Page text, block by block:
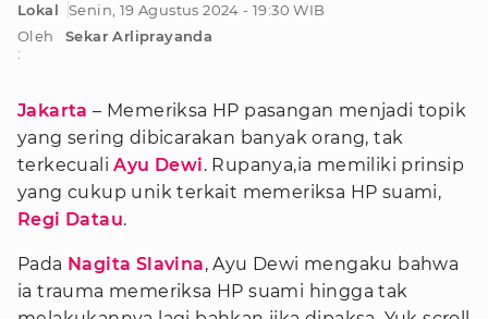
Lokal
Senin, 19 Agustus 2024 - 19:30 WIB
Oleh
:
Sekar Arliprayanda
Jakarta – Memeriksa HP pasangan menjadi topik
yang sering dibicarakan banyak orang, tak
terkecualiAyu Dewi. Rupanya,ia memiliki prinsip
yang cukup unik terkait memeriksa HP suami,
Regi Datau.
Pada Nagita Slavina, Ayu Dewi mengaku bahwa
ia trauma memeriksa HP suami hingga tak